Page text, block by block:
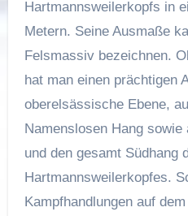
Hartmannsweilerkopfs in
Metern. Seine Ausmaße
Felsmassiv bezeichnen.
hat man einen prächtigen
oberelsässische Ebene,
Namenslosen Hang
und den gesamt Südhang
Hartmannsweilerkopfes.
Kampfhandlungen auf